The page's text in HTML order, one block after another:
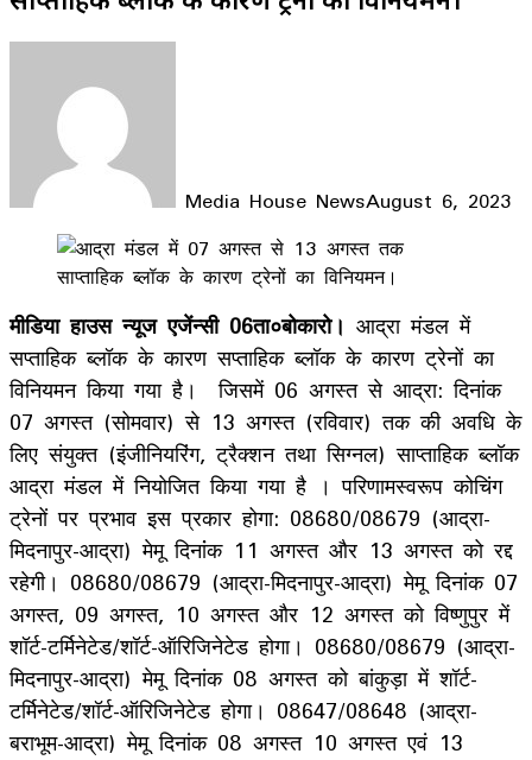
Media House NewsAugust 6, 2023
Facebook
LinkedIn
WhatsApp
Telegram
मीडिया हाउस न्यूज एजेंन्सी 06ता०बोकारो। आद्रा मंडल में
सप्ताहिक ब्लॉक के कारण सप्ताहिक ब्लॉक के कारण ट्रेनों का
विनियमन किया गया है। जिसमें 06 अगस्त से आद्रा: दिनांक
07 अगस्त (सोमवार) से 13 अगस्त (रविवार) तक की अवधि के
लिए संयुक्त (इंजीनियरिंग, ट्रैक्शन तथा सिग्नल) साप्ताहिक ब्लॉक
आद्रा मंडल में नियोजित किया गया है । परिणामस्वरूप कोचिंग
ट्रेनों पर प्रभाव इस प्रकार होगा: 08680/08679 (आद्रा-
मिदनापुर-आद्रा) मेमू दिनांंक 11 अगस्त और 13 अगस्त को रद्द
रहेगी। 08680/08679 (आद्रा-मिदनापुर-आद्रा) मेमू दिनांक 07
अगस्त, 09 अगस्त, 10 अगस्त और 12 अगस्त को विष्णुपुर में
शॉर्ट-टर्मिनेटेड/शॉर्ट-ऑरिजिनेटेड होगा। 08680/08679 (आद्रा-
मिदनापुर-आद्रा) मेमू दिनांक 08 अगस्त को बांकुड़ा में शॉर्ट-
टर्मिनेटेड/शॉर्ट-ऑरिजिनेटेड होगा। 08647/08648 (आद्रा-
बराभूम-आद्रा) मेमू दिनांक 08 अगस्त 10 अगस्त एवं 13